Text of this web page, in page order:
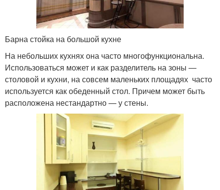
Барна стойка на большой кухне
На небольших кухнях она часто многофункциональна.
Использоваться может и как разделитель на зоны —
столовой и кухни, на совсем маленьких площадях часто
используется как обеденный стол. Причем может быть
расположена нестандартно — у стены.